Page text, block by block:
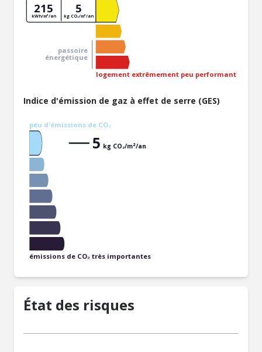
logement extrêmement peu performant
passoire
énergétique
215
kWh/m²/an
5
kg CO₂/m²/an
Indice d'émission de gaz à effet de serre (GES)
peu d'émissions de CO₂
émissions de CO₂ très importantes
5 kg CO₂/m²/an
État des risques